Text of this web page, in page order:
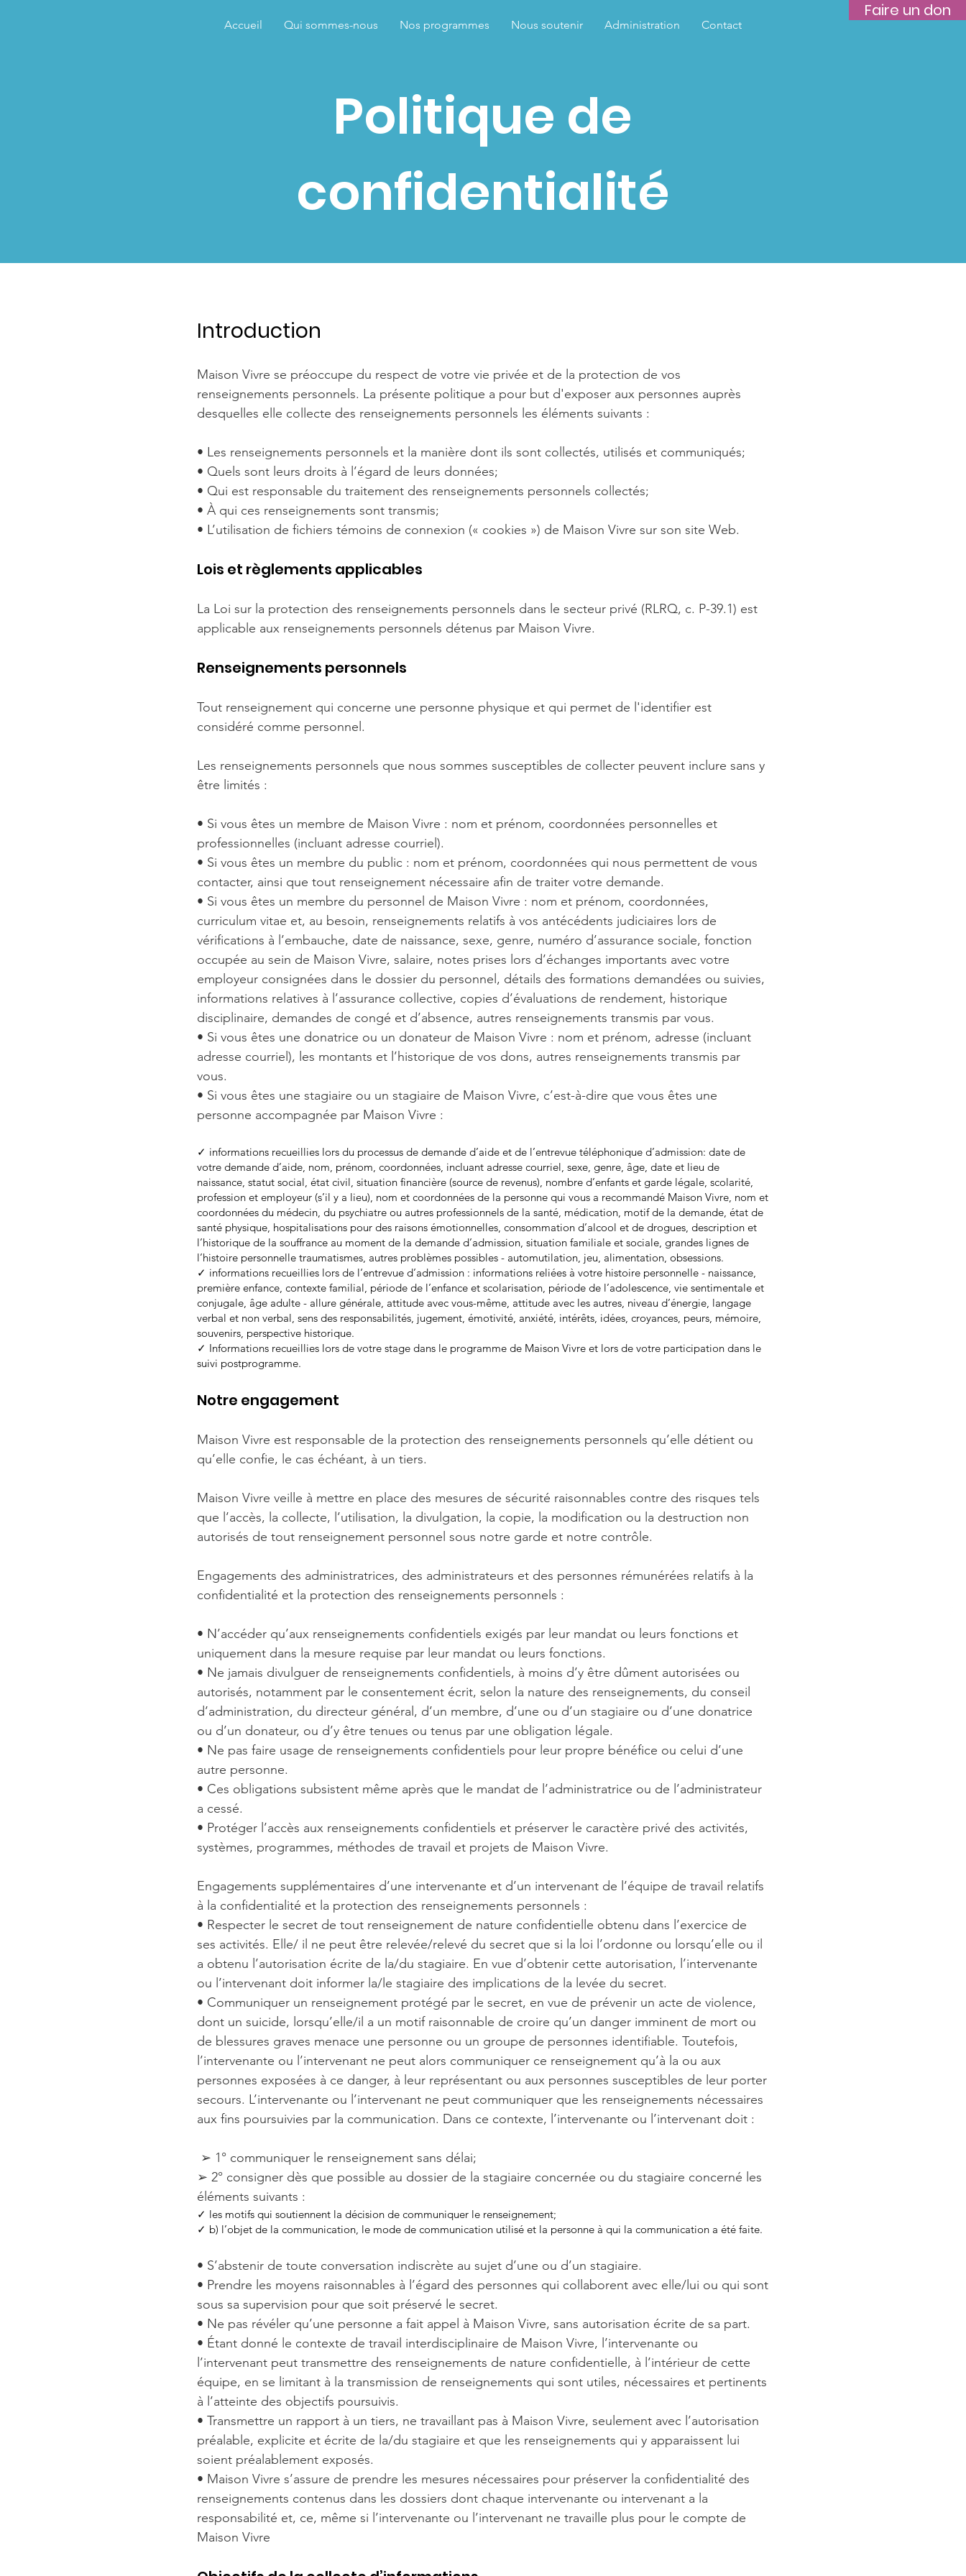
Faire un don
Accueil Qui sommes-nous Nos programmes Nous soutenir Administration Contact
Politique de
confidentialité
Introduction
Maison Vivre se préoccupe du respect de votre vie privée et de la protection de vos
renseignements personnels. La présente politique a pour but d'exposer aux personnes auprès
desquelles elle collecte des renseignements personnels les éléments suivants :
• Les renseignements personnels et la manière dont ils sont collectés, utilisés et communiqués;
• Quels sont leurs droits à l’égard de leurs données;
• Qui est responsable du traitement des renseignements personnels collectés;
• À qui ces renseignements sont transmis;
• L’utilisation de fichiers témoins de connexion (« cookies ») de Maison Vivre sur son site Web.
Lois et règlements applicables
La Loi sur la protection des renseignements personnels dans le secteur privé (RLRQ, c. P-39.1) est
applicable aux renseignements personnels détenus par Maison Vivre.
Renseignements personnels
Tout renseignement qui concerne une personne physique et qui permet de l'identifier est
considéré comme personnel.
Les renseignements personnels que nous sommes susceptibles de collecter peuvent inclure sans y
être limités :
• Si vous êtes un membre de Maison Vivre : nom et prénom, coordonnées personnelles et
professionnelles (incluant adresse courriel).
• Si vous êtes un membre du public : nom et prénom, coordonnées qui nous permettent de vous
contacter, ainsi que tout renseignement nécessaire afin de traiter votre demande.
• Si vous êtes un membre du personnel de Maison Vivre : nom et prénom, coordonnées,
curriculum vitae et, au besoin, renseignements relatifs à vos antécédents judiciaires lors de
vérifications à l’embauche, date de naissance, sexe, genre, numéro d’assurance sociale, fonction
occupée au sein de Maison Vivre, salaire, notes prises lors d’échanges importants avec votre
employeur consignées dans le dossier du personnel, détails des formations demandées ou suivies,
informations relatives à l’assurance collective, copies d’évaluations de rendement, historique
disciplinaire, demandes de congé et d’absence, autres renseignements transmis par vous.
• Si vous êtes une donatrice ou un donateur de Maison Vivre : nom et prénom, adresse (incluant
adresse courriel), les montants et l’historique de vos dons, autres renseignements transmis par
vous.
• Si vous êtes une stagiaire ou un stagiaire de Maison Vivre, c’est-à-dire que vous êtes une
personne accompagnée par Maison Vivre :
✓ informations recueillies lors du processus de demande d’aide et de l’entrevue téléphonique d’admission: date de
votre demande d’aide, nom, prénom, coordonnées, incluant adresse courriel, sexe, genre, âge, date et lieu de
naissance, statut social, état civil, situation financière (source de revenus), nombre d’enfants et garde légale, scolarité,
profession et employeur (s’il y a lieu), nom et coordonnées de la personne qui vous a recommandé Maison Vivre, nom et
coordonnées du médecin, du psychiatre ou autres professionnels de la santé, médication, motif de la demande, état de
santé physique, hospitalisations pour des raisons émotionnelles, consommation d’alcool et de drogues, description et
l’historique de la souffrance au moment de la demande d’admission, situation familiale et sociale, grandes lignes de
l’histoire personnelle traumatismes, autres problèmes possibles - automutilation, jeu, alimentation, obsessions.
✓ informations recueillies lors de l‘entrevue d’admission : informations reliées à votre histoire personnelle - naissance,
première enfance, contexte familial, période de l’enfance et scolarisation, période de l’adolescence, vie sentimentale et
conjugale, âge adulte - allure générale, attitude avec vous-même, attitude avec les autres, niveau d’énergie, langage
verbal et non verbal, sens des responsabilités, jugement, émotivité, anxiété, intérêts, idées, croyances, peurs, mémoire,
souvenirs, perspective historique.
✓ Informations recueillies lors de votre stage dans le programme de Maison Vivre et lors de votre participation dans le
suivi postprogramme.
Notre engagement
Maison Vivre est responsable de la protection des renseignements personnels qu’elle détient ou
qu’elle confie, le cas échéant, à un tiers.
Maison Vivre veille à mettre en place des mesures de sécurité raisonnables contre des risques tels
que l’accès, la collecte, l’utilisation, la divulgation, la copie, la modification ou la destruction non
autorisés de tout renseignement personnel sous notre garde et notre contrôle.
Engagements des administratrices, des administrateurs et des personnes rémunérées relatifs à la
confidentialité et la protection des renseignements personnels :
• N’accéder qu’aux renseignements confidentiels exigés par leur mandat ou leurs fonctions et
uniquement dans la mesure requise par leur mandat ou leurs fonctions.
• Ne jamais divulguer de renseignements confidentiels, à moins d’y être dûment autorisées ou
autorisés, notamment par le consentement écrit, selon la nature des renseignements, du conseil
d’administration, du directeur général, d’un membre, d’une ou d’un stagiaire ou d’une donatrice
ou d’un donateur, ou d’y être tenues ou tenus par une obligation légale.
• Ne pas faire usage de renseignements confidentiels pour leur propre bénéfice ou celui d’une
autre personne.
• Ces obligations subsistent même après que le mandat de l’administratrice ou de l’administrateur
a cessé.
• Protéger l’accès aux renseignements confidentiels et préserver le caractère privé des activités,
systèmes, programmes, méthodes de travail et projets de Maison Vivre.
Engagements supplémentaires d’une intervenante et d’un intervenant de l’équipe de travail relatifs
à la confidentialité et la protection des renseignements personnels :
• Respecter le secret de tout renseignement de nature confidentielle obtenu dans l’exercice de
ses activités. Elle/ il ne peut être relevée/relevé du secret que si la loi l’ordonne ou lorsqu’elle ou il
a obtenu l’autorisation écrite de la/du stagiaire. En vue d’obtenir cette autorisation, l’intervenante
ou l’intervenant doit informer la/le stagiaire des implications de la levée du secret.
• Communiquer un renseignement protégé par le secret, en vue de prévenir un acte de violence,
dont un suicide, lorsqu’elle/il a un motif raisonnable de croire qu’un danger imminent de mort ou
de blessures graves menace une personne ou un groupe de personnes identifiable. Toutefois,
l’intervenante ou l’intervenant ne peut alors communiquer ce renseignement qu’à la ou aux
personnes exposées à ce danger, à leur représentant ou aux personnes susceptibles de leur porter
secours. L’intervenante ou l’intervenant ne peut communiquer que les renseignements nécessaires
aux fins poursuivies par la communication. Dans ce contexte, l’intervenante ou l’intervenant doit :
➢ 1° communiquer le renseignement sans délai;
➢ 2° consigner dès que possible au dossier de la stagiaire concernée ou du stagiaire concerné les
éléments suivants :
✓ les motifs qui soutiennent la décision de communiquer le renseignement;
✓ b) l’objet de la communication, le mode de communication utilisé et la personne à qui la communication a été faite.
• S’abstenir de toute conversation indiscrète au sujet d’une ou d’un stagiaire.
• Prendre les moyens raisonnables à l’égard des personnes qui collaborent avec elle/lui ou qui sont
sous sa supervision pour que soit préservé le secret.
• Ne pas révéler qu’une personne a fait appel à Maison Vivre, sans autorisation écrite de sa part.
• Étant donné le contexte de travail interdisciplinaire de Maison Vivre, l’intervenante ou
l’intervenant peut transmettre des renseignements de nature confidentielle, à l’intérieur de cette
équipe, en se limitant à la transmission de renseignements qui sont utiles, nécessaires et pertinents
à l’atteinte des objectifs poursuivis.
• Transmettre un rapport à un tiers, ne travaillant pas à Maison Vivre, seulement avec l’autorisation
préalable, explicite et écrite de la/du stagiaire et que les renseignements qui y apparaissent lui
soient préalablement exposés.
• Maison Vivre s’assure de prendre les mesures nécessaires pour préserver la confidentialité des
renseignements contenus dans les dossiers dont chaque intervenante ou intervenant a la
responsabilité et, ce, même si l’intervenante ou l’intervenant ne travaille plus pour le compte de
Maison Vivre